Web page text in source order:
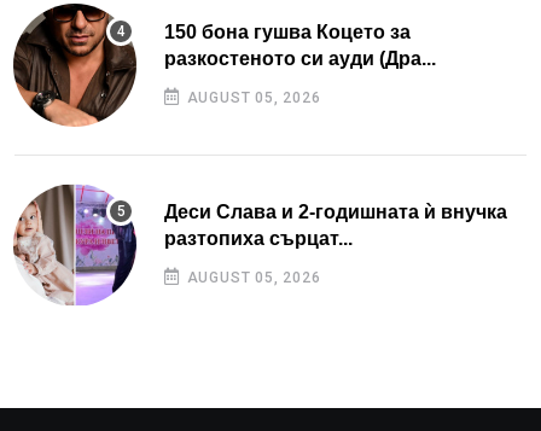
150 бона гушва Коцето за
разкостеното си ауди (Дра...
AUGUST 05, 2026
Деси Слава и 2-годишната ѝ внучка
разтопиха сърцат...
AUGUST 05, 2026